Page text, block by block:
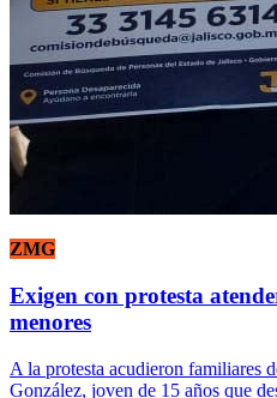
ZMG
Exigen con protesta
menores
A la protesta acudieron familiares
González, joven de 15 años que